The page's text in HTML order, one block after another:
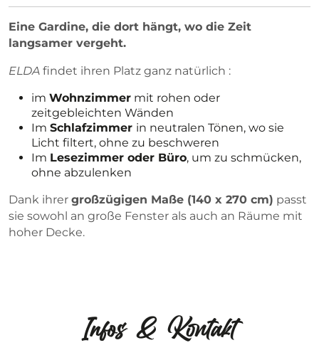
Eine Gardine, die dort hängt, wo die Zeit
langsamer vergeht.
ELDA findet ihren Platz ganz natürlich :
im Wohnzimmer mit rohen oder
zeitgebleichten Wänden
Im Schlafzimmer in neutralen Tönen, wo sie
Licht filtert, ohne zu beschweren
Im Lesezimmer oder Büro, um zu schmücken,
ohne abzulenken
Dank ihrer großzügigen Maße (140 x 270 cm) passt
sie sowohl an große Fenster als auch an Räume mit
hoher Decke.
Infos & Kontakt